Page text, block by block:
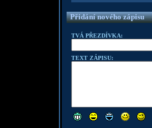
Přidání nového zápisu
TVÁ PŘEZDÍVKA:
TEXT ZÁPISU: